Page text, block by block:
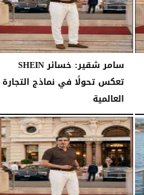
سامر شقير: خسائر SHEIN
تعكس تحولًا في نماذج التجارة
العالمية
الثلاثاء، 28 يوليو 2026 02:52 مـ